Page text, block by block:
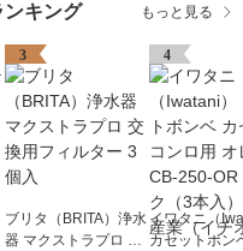
ンキング もっと見る
3
ブリタ（BRITA）浄水
器 マクストラプロ 交
4
イワタニ（
カセットボン